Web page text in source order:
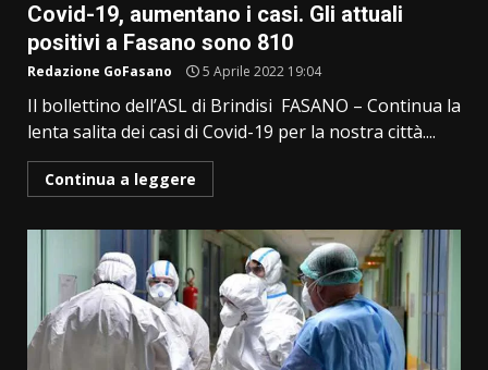
Covid-19, aumentano i casi. Gli attuali
positivi a Fasano sono 810
Redazione GoFasano 5 Aprile 2022 19:04
Il bollettino dell’ASL di Brindisi FASANO – Continua la
lenta salita dei casi di Covid-19 per la nostra città....
Continua a leggere